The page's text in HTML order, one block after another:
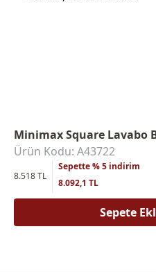
Minimax Square Lavabo
Ürün Kodu: A43722
8.518 TL
Sepette % 5 indirim
8.092,1 TL
Sepete